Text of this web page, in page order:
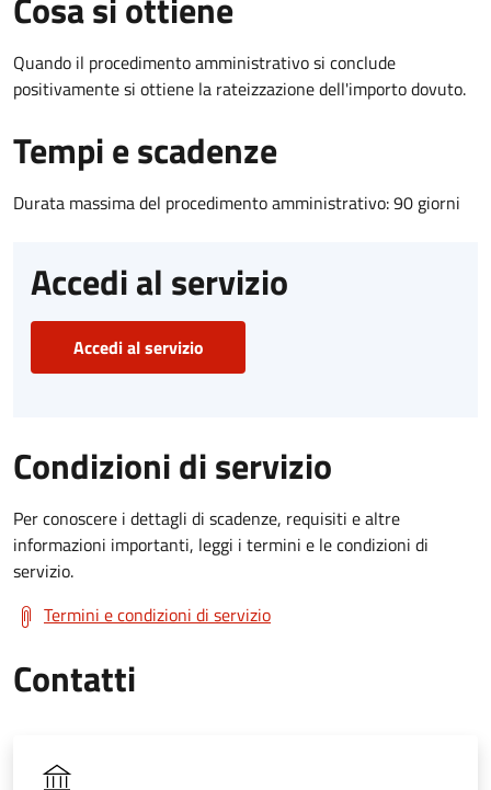
Quando il procedimento amministrativo si conclude
positivamente si ottiene la rateizzazione dell'importo dovuto.
Tempi e scadenze
Durata massima del procedimento amministrativo: 90 giorni
Accedi al servizio
Accedi al servizio
Condizioni di servizio
Per conoscere i dettagli di scadenze, requisiti e altre
informazioni importanti, leggi i termini e le condizioni di
servizio.
Termini e condizioni di servizio
Contatti